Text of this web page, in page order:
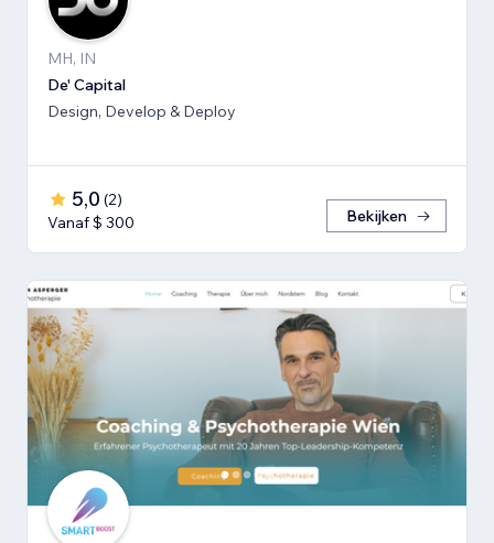
MH, IN
De' Capital
Design, Develop & Deploy
5,0 (2)
Vanaf $ 300
Bekijken